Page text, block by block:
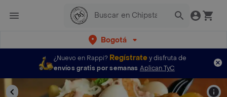
Bogotá
¿Nuevo en Rappi? Regístratey disfruta de
envíos gratis por semanas Aplican TyC